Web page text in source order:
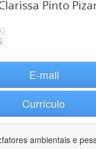
Pinto
E-mail
Currículo
fatores ambientais e